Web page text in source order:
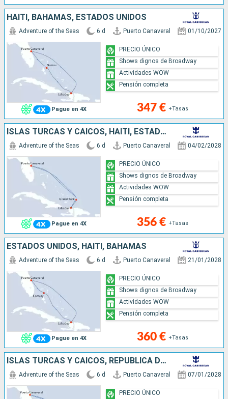
HAITI, BAHAMAS, ESTADOS UNIDOS
Pague en 4X
Adventure of the Seas 6 d Puerto Canaveral 01/10/2027
347 € +Tasas
PRECIO ÚNICO
Shows dignos de Broadway
Actividades WOW
Pensión completa
ISLAS TURCAS Y CAICOS, HAITI, ESTADOS UNIDOS
Pague en 4X
Adventure of the Seas 6 d Puerto Canaveral 04/02/2028
356 € +Tasas
PRECIO ÚNICO
Shows dignos de Broadway
Actividades WOW
Pensión completa
ESTADOS UNIDOS, HAITI, BAHAMAS
Pague en 4X
Adventure of the Seas 6 d Puerto Canaveral 21/01/2028
360 € +Tasas
PRECIO ÚNICO
Shows dignos de Broadway
Actividades WOW
Pensión completa
ISLAS TURCAS Y CAICOS, REPÚBLICA DOMINICANA, ESTADOS UNIDOS
Adventure of the Seas 6 d Puerto Canaveral 07/01/2028
PRECIO ÚNICO